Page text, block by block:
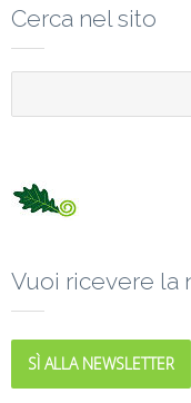
Cerca nel sito
Vuoi ricevere la
SÌ ALLA NEWSLETTER